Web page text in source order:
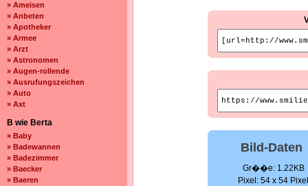
» Ameisen
» Anbeten
» Apotheker
» Armee
» Arzt
» Astronomen
» Augen-rollende
» Ausrufungszeichen
» Auto
» Axt
B wie Berta
» Baby
» Badewannen
» Badezimmer
» Baecker
» Baeren
Bild-Daten
Gr��e: 1.22KB
Pixel: 54 x 54